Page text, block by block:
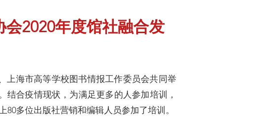
2020年度馆社融合发
海市高等学校图书情报工作委员会共同举
结合疫情现状，为满足更多的人参加培训，
多位出版社营销和编辑人员参加了培训。